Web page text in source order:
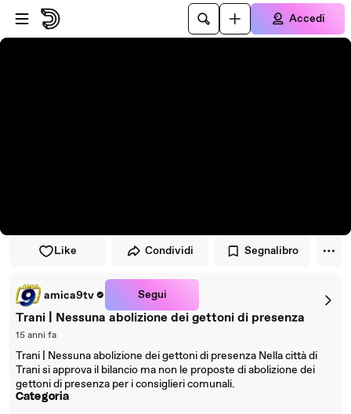
Vai al lettore
Passa al contenuto principale
Accedi
Like Condividi Segnalibro
amica9tv Segui
Trani | Nessuna abolizione dei gettoni di presenza
15 anni fa
Trani | Nessuna abolizione dei gettoni di presenza Nella città di
Trani si approva il bilancio ma non le proposte di abolizione dei
gettoni di presenza per i consiglieri comunali.
Categoria